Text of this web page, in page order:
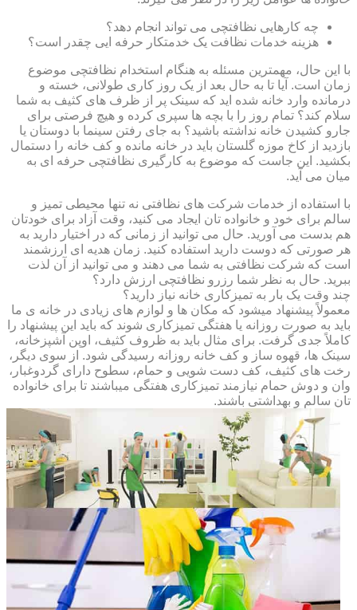
چه کارهایی نظافتچی می تواند انجام دهد؟
هزینه خدمات نظافت یک خدمتکار حرفه ایی چقدر است؟
با این حال، مهمترین مسئله به هنگام استخدام نظافتچی موضوع
زمان است. آیا تا به حال بعد از یک روز کاری طولانی، خسته و
درمانده وارد خانه شده اید که سینک پر از ظرف های کثیف به شما
سلام کند؟ تمام روز را با بچه ها سپری کرده و هیچ فرصتی برای
جارو کشیدن خانه نداشته باشید؟ به جای رفتن سینما با دوستان یا
بازدید از کاخ موزه گلستان باید در خانه مانده و کف خانه را دستمال
بکشید. این جاست که موضوع به کارگیری نظافتچی حرفه ای به
میان می آید.
با استفاده از خدمات شرکت های نظافتی نه تنها محیطی تمیز و
سالم برای خود و خانواده تان ایجاد می کنید، وقت آزاد برای خودتان
هم بدست می آورید. حال می توانید از زمانی که در اختیار دارید به
هر صورتی که دوست دارید استفاده کنید. زمان هدیه ای ارزشمند
است که شرکت نظافتی به شما می دهند و می توانید از آن لذت
ببرید. حال به نظر شما رزرو نظافتچی ارزش دارد؟
چند وقت یک بار به تمیزکاری خانه نیاز دارید؟
معمولاً پیشنهاد میشود که مکان ها و لوازم های زیادی در خانه ی ما
باید به صورت روزانه یا هفتگی تمیزکاری شوند که باید این پیشنهاد را
کاملاً جدی گرفت. برای مثال باید به ظروف کثیف، اوپن آشپزخانه،
سینک ها، قهوه ساز و کف خانه روزانه رسیدگی شود. از سوی دیگر،
رخت های کثیف، کف دست شویی و حمام، سطوح دارای گردوغبار،
وان و دوش حمام نیازمند تمیزکاری هفتگی میباشند تا برای خانواده
تان سالم و بهداشتی باشند.